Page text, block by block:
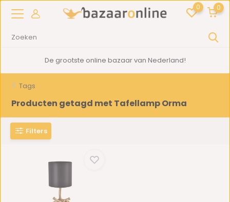
0 0
De grootste online bazaar van Nederland!
Tags
Producten getagd met Tafellamp Orma
Filters